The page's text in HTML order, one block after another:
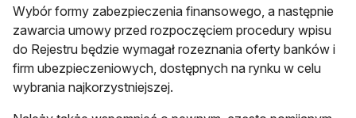
Wybór formy zabezpieczenia finansowego, a następnie
zawarcia umowy przed rozpoczęciem procedury wpisu
do Rejestru będzie wymagał rozeznania oferty banków i
firm ubezpieczeniowych, dostępnych na rynku w celu
wybrania najkorzystniejszej.